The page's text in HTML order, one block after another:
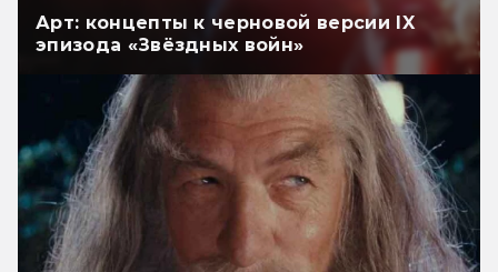
Арт: концепты к черновой версии IX
эпизода «Звёздных войн»